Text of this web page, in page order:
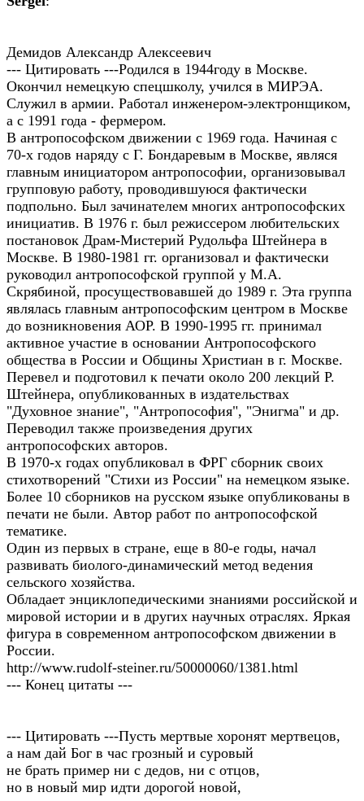
Демидов Александр Алексеевич
--- Цитировать ---Родился в 1944году в Москве.
Окончил немецкую спецшколу, учился в МИРЭА.
Служил в армии. Работал инженером-электронщиком,
а с 1991 года - фермером.
В антропософском движении с 1969 года. Начиная с
70-х годов наряду с Г. Бондаревым в Москве, являся
главным инициатором антропософии, организовывал
групповую работу, проводившуюся фактически
подпольно. Был зачинателем многих антропософских
инициатив. В 1976 г. был режиссером любительских
постановок Драм-Мистерий Рудольфа Штейнера в
Москве. В 1980-1981 гг. организовал и фактически
руководил антропософской группой у М.А.
Скрябиной, просуществовавшей до 1989 г. Эта группа
являлась главным антропософским центром в Москве
до возникновения АОР. В 1990-1995 гг. принимал
активное участие в основании Антропософского
общества в России и Общины Христиан в г. Москве.
Перевел и подготовил к печати около 200 лекций Р.
Штейнера, опубликованных в издательствах
"Духовное знание", "Антропософия", "Энигма" и др.
Переводил также произведения других
антропософских авторов.
В 1970-х годах опубликовал в ФРГ сборник своих
стихотворений "Стихи из России" на немецком языке.
Более 10 сборников на русском языке опубликованы в
печати не были. Автор работ по антропософской
тематике.
Один из первых в стране, еще в 80-е годы, начал
развивать биолого-динамический метод ведения
сельского хозяйства.
Обладает энциклопедическими знаниями российской и
мировой истории и в других научных отраслях. Яркая
фигура в современном антропософском движении в
России.
http://www.rudolf-steiner.ru/50000060/1381.html
--- Конец цитаты ---
--- Цитировать ---Пусть мертвые хоронят мертвецов,
а нам дай Бог в час грозный и суровый
не брать пример ни с дедов, ни с отцов,
но в новый мир идти дорогой новой,